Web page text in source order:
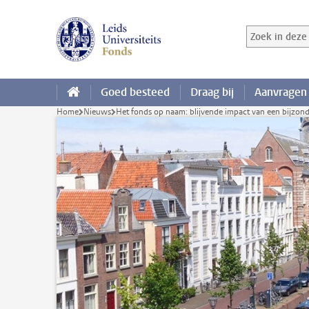
Zoek in deze
Zoekterm
Goed besteed Draag bij Aanvragen
Home Nieuws Het fonds op naam: blijvende impact van een